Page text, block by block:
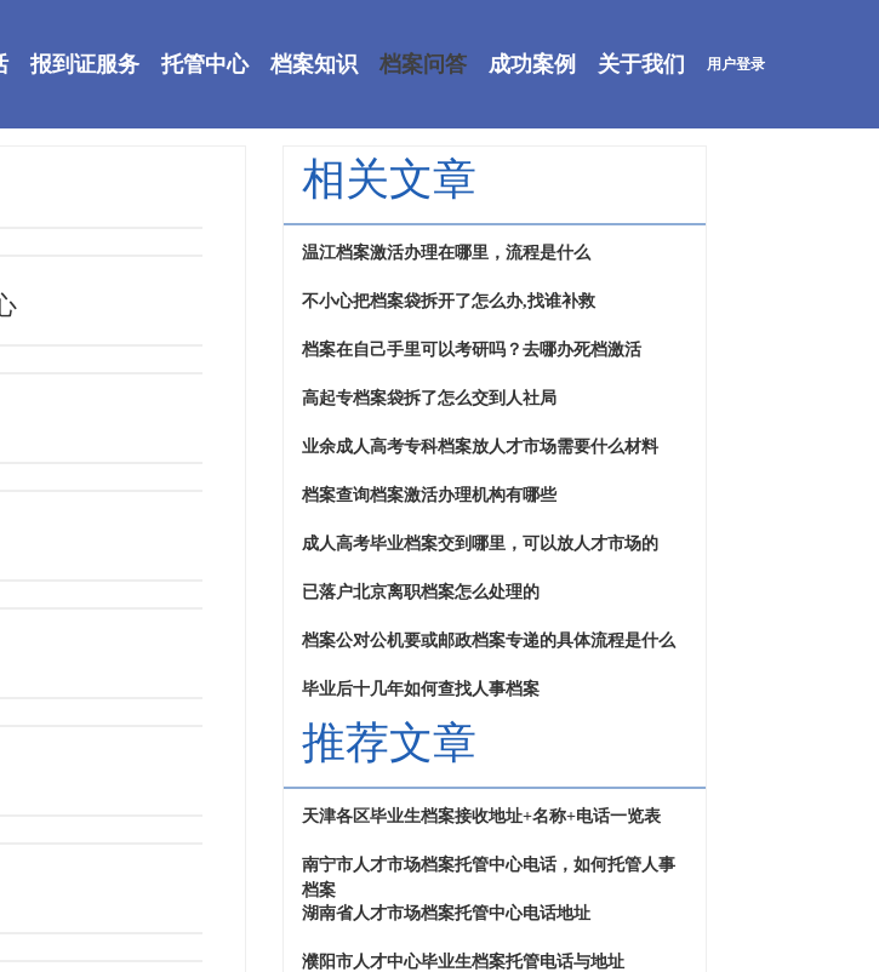
报到证服务 托管中心 档案知识 档案问答 成功案例 关于我们 用户登录
相关文章
温江档案激活办理在哪里，流程是什么
不小心把档案袋拆开了怎么办,找谁补救
档案在自己手里可以考研吗？去哪办死档激活
高起专档案袋拆了怎么交到人社局
业余成人高考专科档案放人才市场需要什么材料
档案查询档案激活办理机构有哪些
成人高考毕业档案交到哪里，可以放人才市场的
已落户北京离职档案怎么处理的
档案公对公机要或邮政档案专递的具体流程是什么
毕业后十几年如何查找人事档案
推荐文章
天津各区毕业生档案接收地址+名称+电话一览表
南宁市人才市场档案托管中心电话，如何托管人事
档案
湖南省人才市场档案托管中心电话地址
濮阳市人才中心毕业生档案托管电话与地址